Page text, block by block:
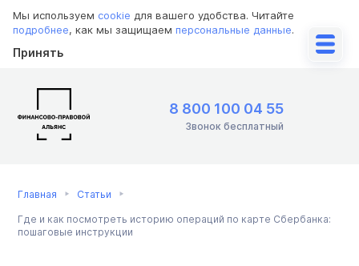
Мы используем cookie для вашего удобства. Читайте
подробнее, как мы защищаем персональные данные.
Принять
8 800 100 04 55
Звонок бесплатный
Главная Статьи
Где и как посмотреть историю операций по карте Сбербанка:
пошаговые инструкции